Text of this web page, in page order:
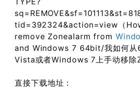
tid=392324&action=view（
remove Zonealarm from
and Windows 7 64bit/我如何从
Vista或者Windows 7上手动移除
直接下载地址：